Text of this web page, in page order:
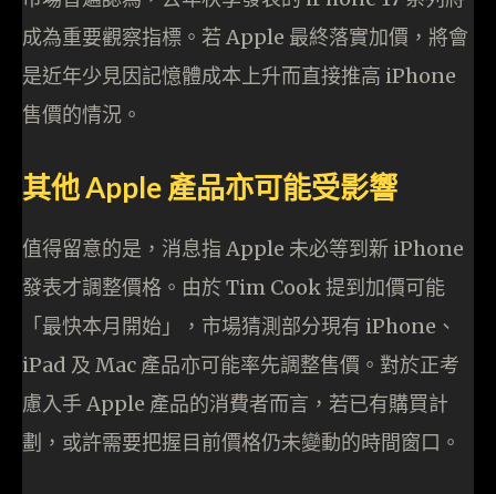
成為重要觀察指標。若 Apple 最終落實加價，將會
是近年少見因記憶體成本上升而直接推高 iPhone
售價的情況。
其他 Apple 產品亦可能受影響
值得留意的是，消息指 Apple 未必等到新 iPhone
發表才調整價格。由於 Tim Cook 提到加價可能
「最快本月開始」，市場猜測部分現有 iPhone、
iPad 及 Mac 產品亦可能率先調整售價。對於正考
慮入手 Apple 產品的消費者而言，若已有購買計
劃，或許需要把握目前價格仍未變動的時間窗口。